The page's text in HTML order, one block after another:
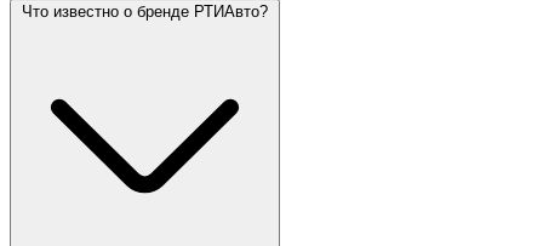
Что известно о бренде РТИАвто?